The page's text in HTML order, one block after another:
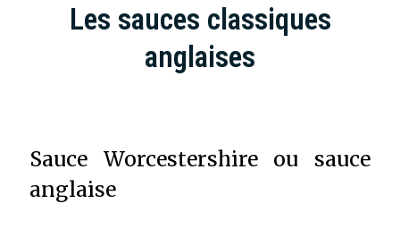
Les sauces classiques
anglaises
Sauce Worcestershire ou sauce
anglaise